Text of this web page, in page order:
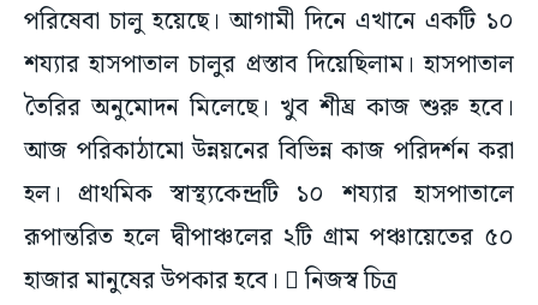
পরিষেবা চালু হয়েছে। আগামী দিনে এখানে একটি ১০
শয্যার হাসপাতাল চালুর প্রস্তাব দিয়েছিলাম। হাসপাতাল
তৈরির অনুমোদন মিলেছে। খুব শীঘ্র কাজ শুরু হবে।
আজ পরিকাঠামো উন্নয়নের বিভিন্ন কাজ পরিদর্শন করা
হল। প্রাথমিক স্বাস্থ্যকেন্দ্রটি ১০ শয্যার হাসপাতালে
রূপান্তরিত হলে দ্বীপাঞ্চলের ২টি গ্রাম পঞ্চায়েতের ৫০
হাজার মানুষের উপকার হবে।  নিজস্ব চিত্র